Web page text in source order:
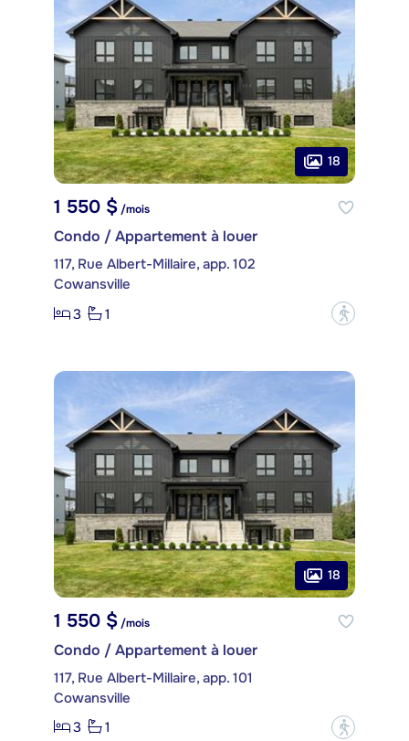
18
1 550 $/mois
Condo / Appartement à louer
117, Rue Albert-Millaire, app. 102
Cowansville
3
1 ?
18
1 550 $ /mois
Condo / Appartement à louer
117, Rue Albert-Millaire, app. 101
Cowansville
3
1 ?